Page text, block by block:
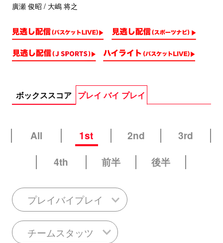
廣瀬 俊昭 / 大嶋 将之
ボックススコア プレイ バイ プレイ
All 1st 2nd
3rd
4th
前半 後半
プレイバイプレイ
チームスタッツ